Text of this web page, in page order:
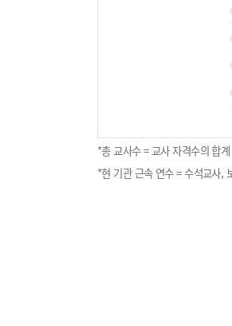
*총 교사수 = 교사 자격수의 합계
*현 기관 근속 연수 = 수석교사,